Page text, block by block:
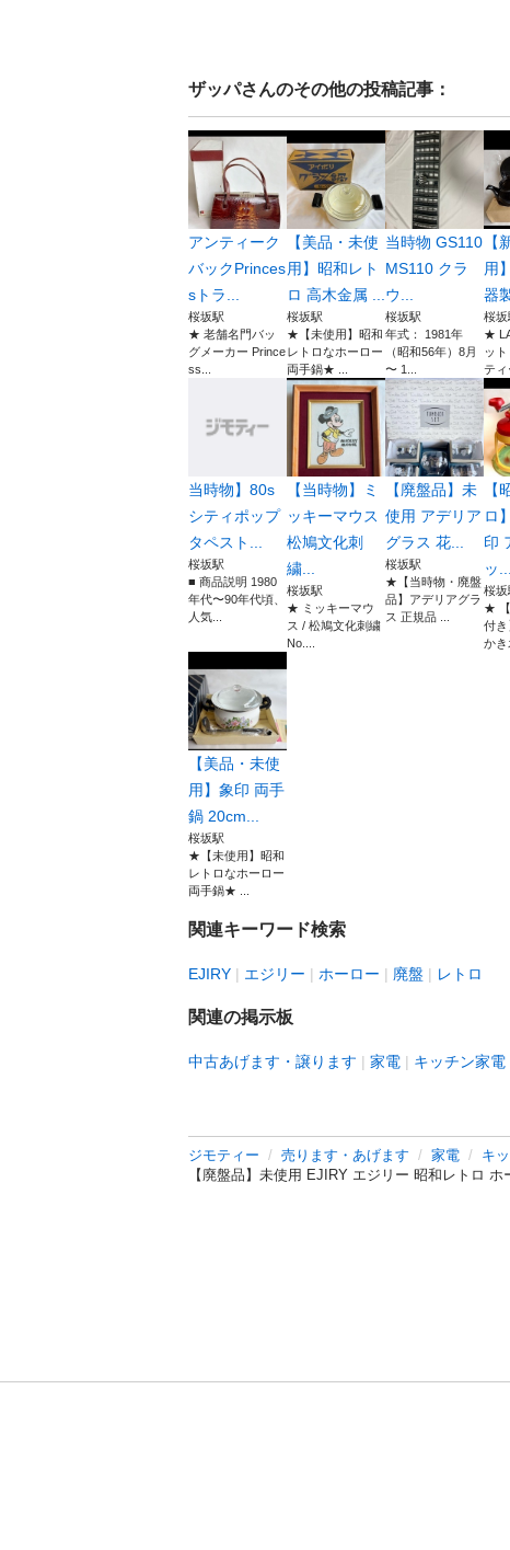
ザッパさんのその他の投稿記事：
アンティーク
バックPrinces
sトラ...
桜坂駅
★ 老舗名門バッ
グメーカー Prince
ss...
【美品・未使
用】昭和レト
ロ 高木金属 ...
桜坂駅
★【未使用】昭和
レトロなホーロー
両手鍋★ ...
当時物 GS110
MS110 クラ
ウ...
桜坂駅
年式： 1981年
（昭和56年）8月
〜 1...
【
用
器
桜坂
★
ッ
ティ
当時物】80s
シティポップ
タペスト...
桜坂駅
■ 商品説明 1980
年代〜90年代頃、
人気...
【当時物】ミ
ッキーマウス
松鳩文化刺
繍...
桜坂駅
★ ミッキーマウ
ス / 松鳩文化刺繍
No....
【廃盤品】未
使用 アデリア
グラス 花...
桜坂駅
★【当時物・廃盤
品】アデリアグラ
ス 正規品 ...
【
ロ
印
ッ...
桜坂
★
付き
かき
【美品・未使
用】象印 両手
鍋 20cm...
桜坂駅
★【未使用】昭和
レトロなホーロー
両手鍋★ ...
関連キーワード検索
EJIRY エジリー ホーロー 廃盤 レトロ
関連の掲示板
中古あげます・譲ります 家電 キッチン家電
ジモティー 売ります・あげます 家電 キ
【廃盤品】未使用 EJIRY エジリー 昭和レトロ